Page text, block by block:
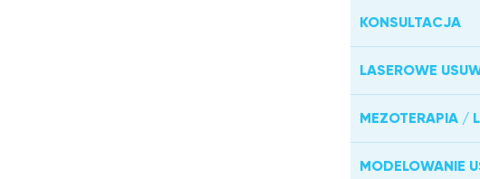
KONSULTACJA
LASEROWE
MEZOTERAPIA /
MODELOWANIE